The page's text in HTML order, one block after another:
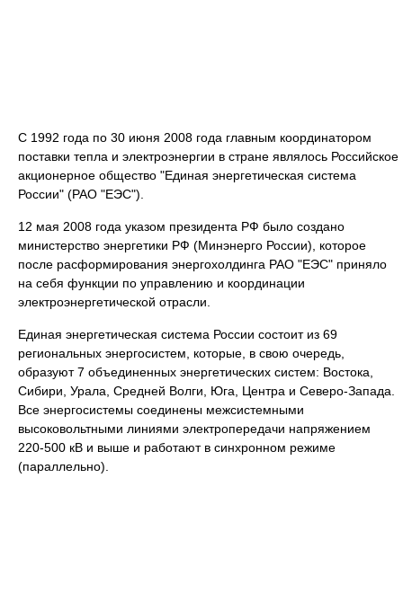
С 1992 года по 30 июня 2008 года главным координатором
поставки тепла и электроэнергии в стране являлось Российское
акционерное общество "Единая энергетическая система
России" (РАО "ЕЭС").
12 мая 2008 года указом президента РФ было создано
министерство энергетики РФ (Минэнерго России), которое
после расформирования энергохолдинга РАО "ЕЭС" приняло
на себя функции по управлению и координации
электроэнергетической отрасли.
Единая энергетическая система России состоит из 69
региональных энергосистем, которые, в свою очередь,
образуют 7 объединенных энергетических систем: Востока,
Сибири, Урала, Средней Волги, Юга, Центра и Северо-Запада.
Все энергосистемы соединены межсистемными
высоковольтными линиями электропередачи напряжением
220-500 кВ и выше и работают в синхронном режиме
(параллельно).